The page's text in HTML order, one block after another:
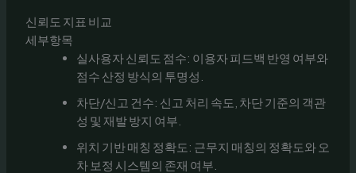
신뢰도 지표 비교
세부항목
실사용자 신뢰도 점수: 이용자 피드백 반영 여부와
점수 산정 방식의 투명성.
차단/신고 건수: 신고 처리 속도, 차단 기준의 객관
성 및 재발 방지 여부.
위치 기반 매칭 정확도: 근무지 매칭의 정확도와 오
차 보정 시스템의 존재 여부.